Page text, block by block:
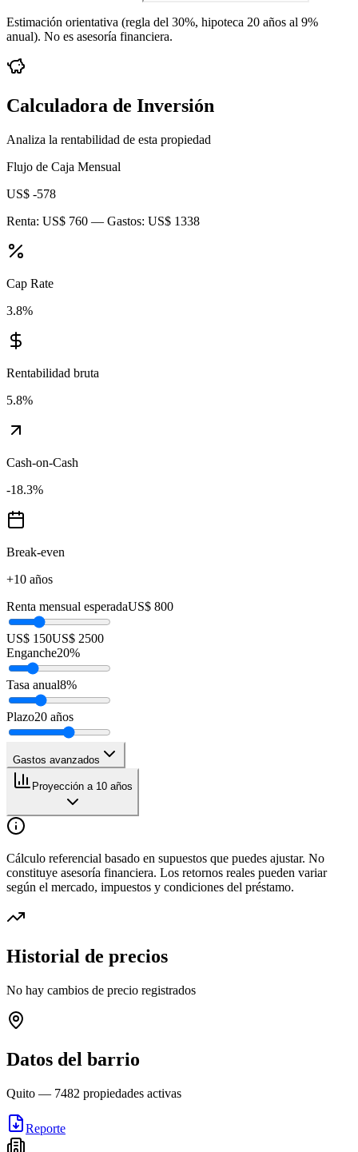
Estimación orientativa (regla del 30%, hipoteca 20 años al 9%
anual). No es asesoría financiera.
Calculadora de Inversión
Analiza la rentabilidad de esta propiedad
Flujo de Caja Mensual
US$ -578
Renta: US$ 760 — Gastos: US$ 1338
Cap Rate
3.8%
Rentabilidad bruta
5.8%
Cash-on-Cash
-18.3%
Break-even
+10 años
Renta mensual esperadaUS$ 800
US$ 150US$ 2500
Enganche20%
Tasa anual8%
Plazo20 años
Gastos avanzados
Proyección a 10 años
Cálculo referencial basado en supuestos que puedes ajustar. No
constituye asesoría financiera. Los retornos reales pueden variar
según el mercado, impuestos y condiciones del préstamo.
Historial de precios
No hay cambios de precio registrados
Datos del barrio
Quito — 7482 propiedades activas
Reporte